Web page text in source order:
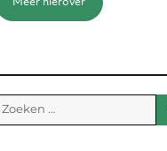
Meer hierover